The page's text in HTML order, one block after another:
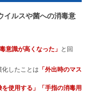
イルスや菌への消毒意
意識が高くなった」 と回
したことは 「外出時のマス
使用する」「手指の消毒用